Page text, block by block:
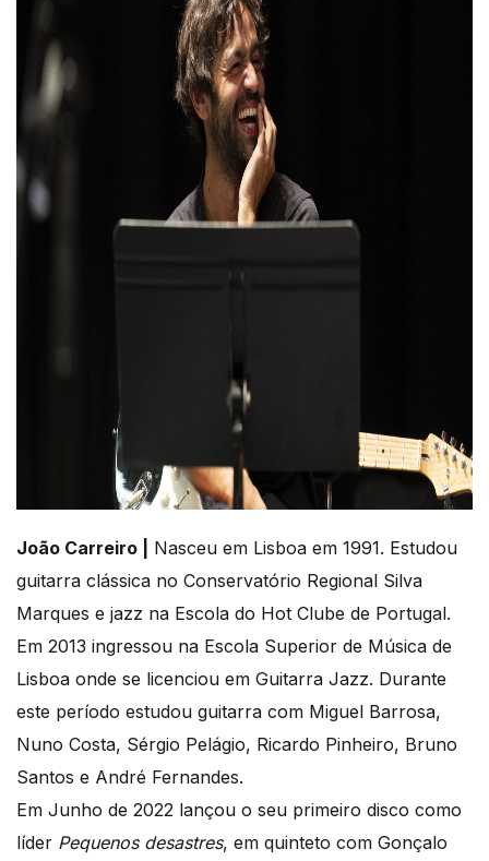
João Carreiro |
Nasceu em Lisboa em 1991. Estudou
guitarra clássica no Conservatório Regional Silva
Marques e jazz na Escola do Hot Clube de Portugal.
Em 2013 ingressou na Escola Superior de Música de
Lisboa onde se licenciou em Guitarra Jazz. Durante
este período estudou guitarra com Miguel Barrosa,
Nuno Costa, Sérgio Pelágio, Ricardo Pinheiro, Bruno
Santos e André Fernandes.
Em Junho de 2022 lançou o seu primeiro disco como
líder Pequenos desastres, em quinteto com Gonçalo